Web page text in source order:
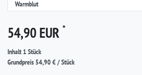
54,90 EUR *
Inhalt 1 Stück
Grundpreis 54,90 € / Stück